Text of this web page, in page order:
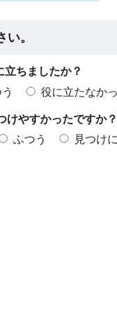
。
ちましたか？
役に立たなか
けやすかったですか？
ふつう 見つけ